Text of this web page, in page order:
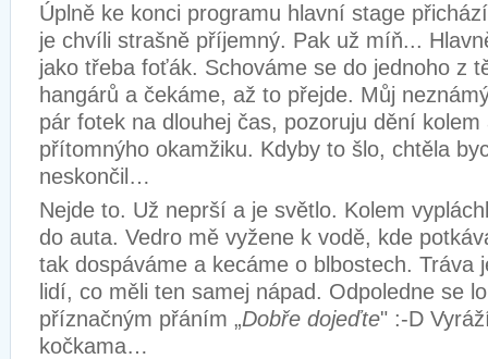
Úplně ke konci programu hlavní stage
je chvíli strašně příjemný. Pak už míň...
jako třeba foťák. Schováme se do jednoho z
hangárů a čekáme, až to přejde. Můj
pár fotek na dlouhej čas, pozoruju dění
přítomnýho okamžiku. Kdyby to šlo, chtěla
neskončil…
Nejde to. Už neprší a je světlo. Kolem
do auta. Vedro mě vyžene k vodě, kde
tak dospáváme a kecáme o blbostech. Tráva
lidí, co měli ten samej nápad. Odpoledne se
příznačným přáním „Dobře dojeďte" :-D
kočkama…